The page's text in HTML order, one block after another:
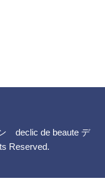
declic de beaute デ
Reserved.